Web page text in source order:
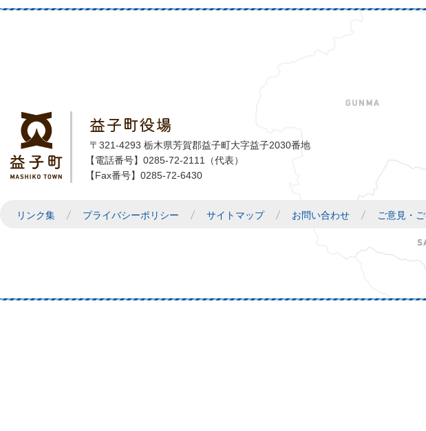
益子町
益子町役場
〒321-4293 栃木県芳賀郡益子町大字益子2030番地
【電話番号】0285-72-2111（代表）
【Fax番号】0285-72-6430
リンク集 プライバシーポリシー サイトマップ お問い合わせ ご意見・